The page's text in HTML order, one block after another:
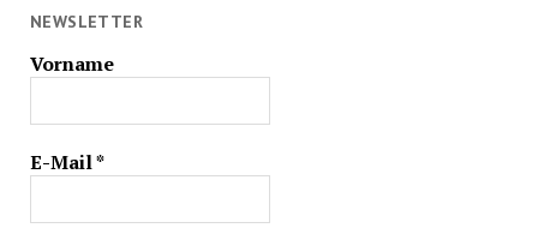
NEWSLETTER
Vorname
E-Mail*